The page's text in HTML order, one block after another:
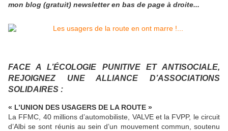
mon blog (gratuit) newsletter en bas de page à droite...
FACE A L’ÉCOLOGIE PUNITIVE ET ANTISOCIALE,
REJOIGNEZ UNE ALLIANCE D’ASSOCIATIONS
SOLIDAIRES :
« L’UNION DES USAGERS DE LA ROUTE »
La FFMC, 40 millions d’automobiliste, VALVE et la FVPP, le circuit
d’Albi se sont réunis au sein d’un mouvement commun, soutenu